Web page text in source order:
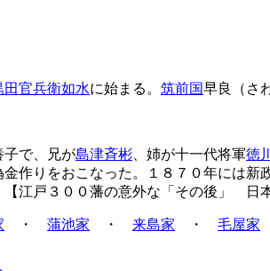
田官兵衛如水に始まる。 筑前国早良（さ
子で、兄が島津斉彬 、姉が十一代将軍徳
作りをおこなった。１８７０年には
【江戸３００藩の意外な「その後」 日
・ 蒲池家 ・ 来島家 ・ 毛屋家